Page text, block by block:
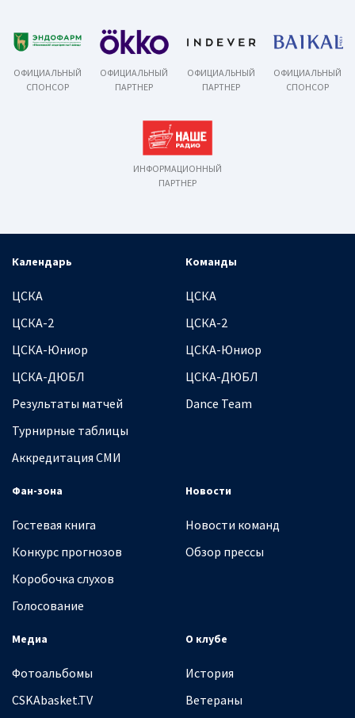
ОФИЦИАЛЬНЫЙ
СПОНСОР
ОФИЦИАЛЬНЫЙ
ПАРТНЕР
ОФИЦИАЛЬНЫЙ
ПАРТНЕР
ОФИЦИАЛЬНЫЙ
СПОНСОР
ИНФОРМАЦИОННЫЙ
ПАРТНЕР
Календарь
ЦСКА
ЦСКА-2
ЦСКА-Юниор
ЦСКА-ДЮБЛ
Результаты матчей
Турнирные таблицы
Аккредитация СМИ
Команды
ЦСКА
ЦСКА-2
ЦСКА-Юниор
ЦСКА-ДЮБЛ
Dance Team
Фан-зона
Гостевая книга
Конкурс прогнозов
Коробочка слухов
Голосование
Новости
Новости команд
Обзор прессы
Медиа
Фотоальбомы
CSKAbasket.TV
О клубе
История
Ветераны